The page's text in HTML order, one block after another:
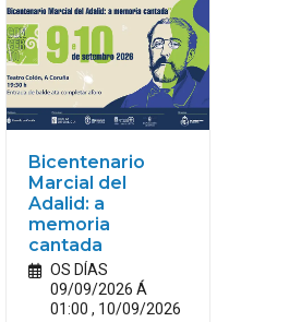
Bicentenario
Marcial del
Adalid: a
memoria
cantada
OS DÍAS
09/09/2026 Á
01:00 , 10/09/2026